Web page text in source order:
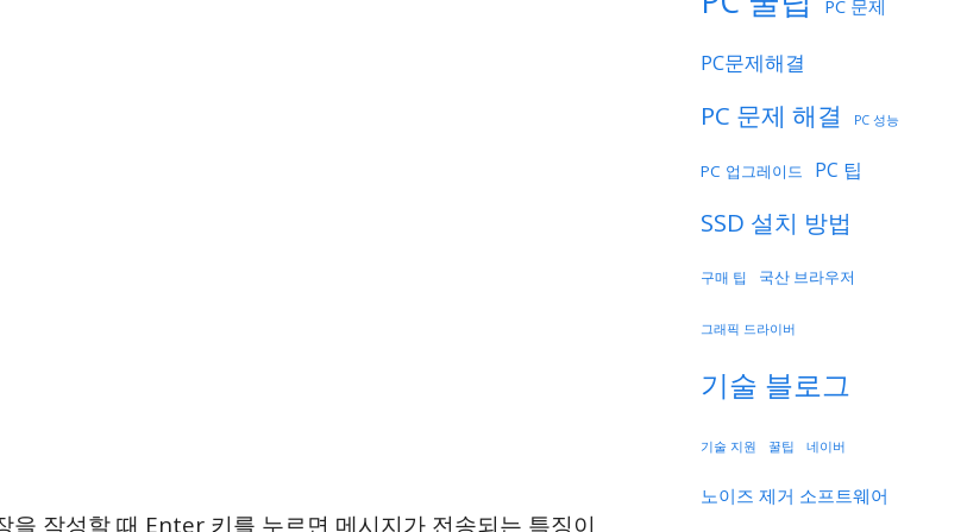
을 작성할 때 Enter 키를 누르면 메시지가 전송되는 특징이
PC 문제
PC문제해결
PC 문제 해결 PC 성능
PC 업그레이드 PC 팁
SSD 설치 방법
구매 팁 국산 브라우저
그래픽 드라이버
기술 블로그
기술 지원 꿀팁 네이버
노이즈 제거 소프트웨어